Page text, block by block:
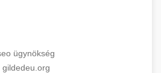
ügynökség
gildedeu.org